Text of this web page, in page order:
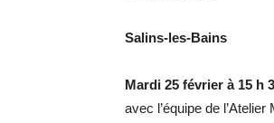
Salins-les-Bains
Mardi 25 février à 15 h
avec l’équipe de